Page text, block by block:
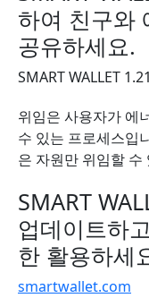
하여 친구와
공유하세요.
SMART WALLET
위임은 사용자가 에
수 있는 프로세스입
은 자원만 위임할 수
SMART
업데이트하
한 활용하세
smartwallet.com